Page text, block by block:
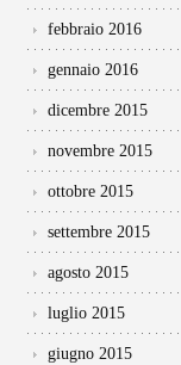
febbraio 2016
gennaio 2016
dicembre 2015
novembre 2015
ottobre 2015
settembre 2015
agosto 2015
luglio 2015
giugno 2015